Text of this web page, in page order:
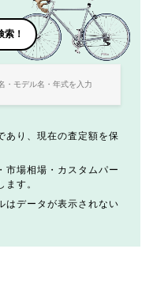
！
あり、現在の査定額を保
市場相場・カスタムパー
す。
はデータが表示されない